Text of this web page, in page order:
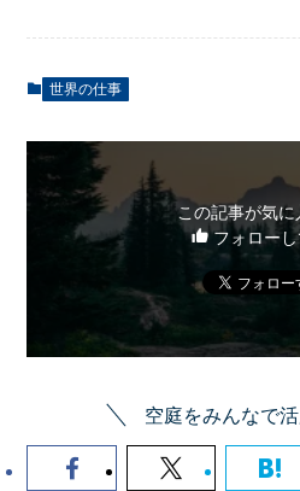
世界の仕事
この記事が気に
フォロー
空庭をみんなで活